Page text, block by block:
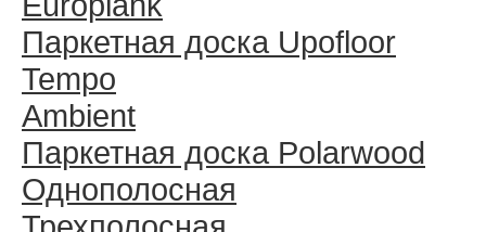
Паркетная доска Upofloor
Tempo
Ambient
Паркетная доска Polarwood
Однополосная